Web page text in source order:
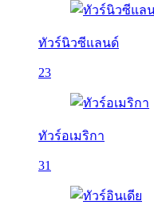
ทัวร์นิวซีแลนด์
23
ทัวร์อเมริกา
31